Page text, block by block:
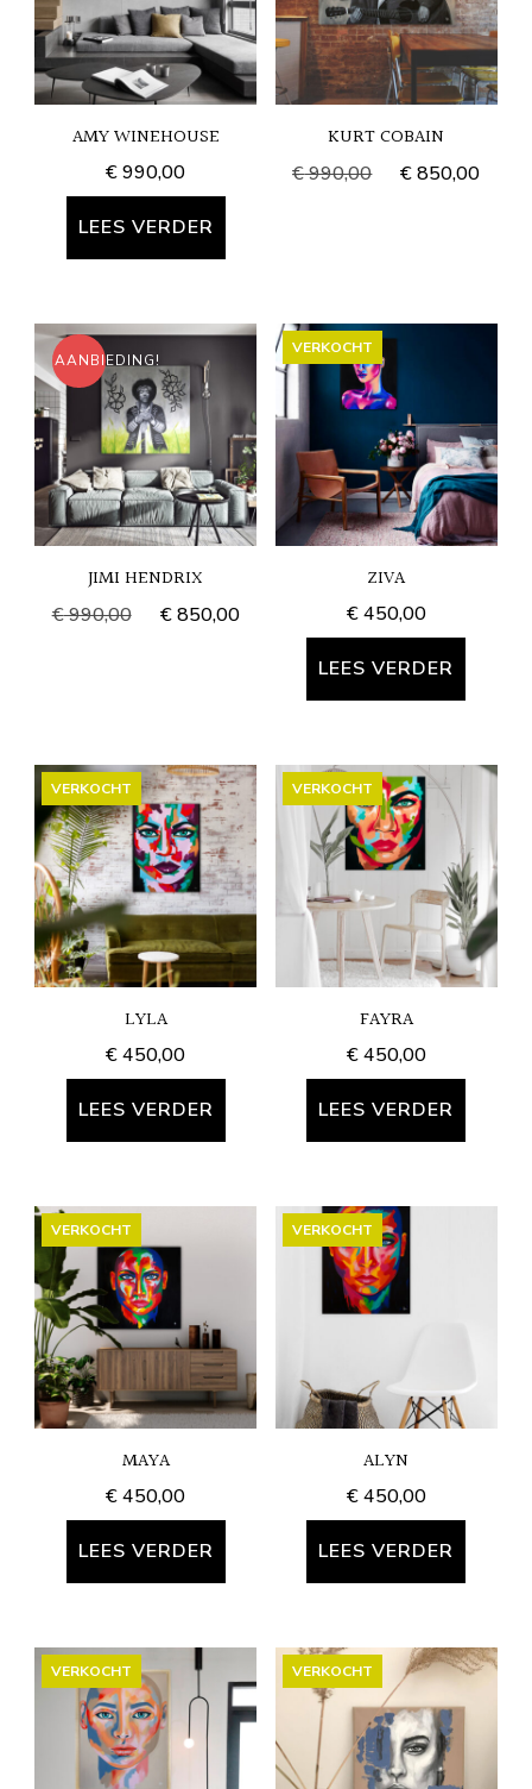
AMY WINEHOUSE
€990,00
LEES VERDER
KURT COBAIN
€990,00
Oorspronkelijke
€850,00
AANBIEDING!
JIMI HENDRIX
€990,00
Oorspronkelijke
€850,00
€ 850,00.
VERKOCHT
ZIVA
€450,00
LEES VERDER
VERKOCHT
LYLA
€450,00
LEES VERDER
VERKOCHT
FAYRA
€450,00
LEES VERDER
VERKOCHT
MAYA
€450,00
LEES VERDER
VERKOCHT
ALYN
€450,00
LEES VERDER
VERKOCHT VERKOCHT